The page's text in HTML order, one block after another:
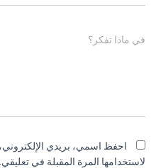
في ماذا تفكر؟
احفظ اسمي، بريدي
لاستخدامها المرة المقبلة في تعليقي.